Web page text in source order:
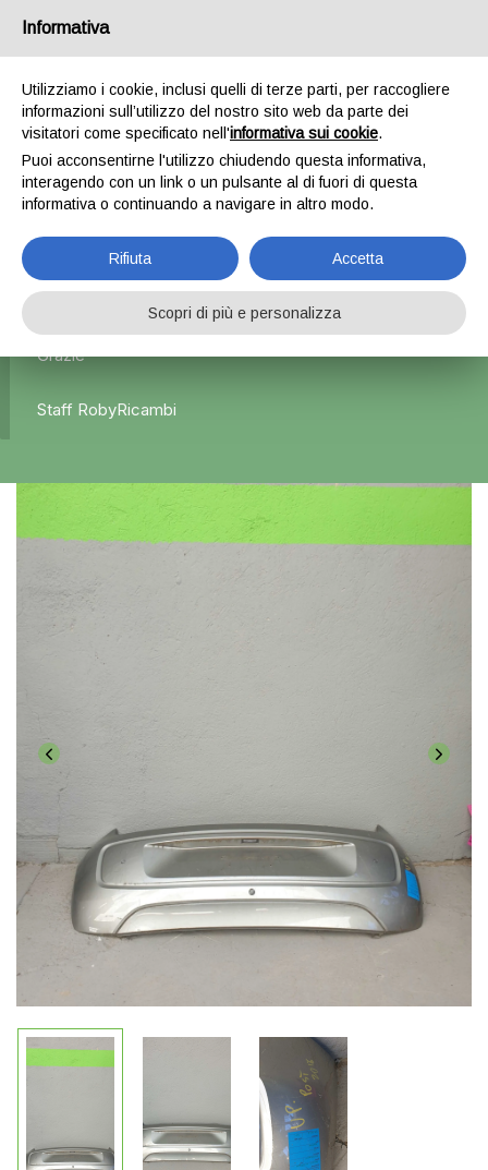
Home Esterni Paraurti posteriori e anteriori
Posteriore x Volkswagen UP – 2012
L'azienda Resta Chiusa Dal 5.08 Al 31.08 Qualsiasi
Ordine Verrà Accettato Ma La Spedizione Ripartirà Dal 1
Grazie
Staff RobyRicambi
Informativa
Utilizziamo i cookie, inclusi quelli di terze parti, per raccogliere
informazioni sull’utilizzo del nostro sito web da parte dei
visitatori come specificato nell'informativa sui cookie.
Puoi acconsentirne l'utilizzo chiudendo questa informativa,
interagendo con un link o un pulsante al di fuori di questa
informativa o continuando a navigare in altro modo.
Rifiuta Accetta
Scopri di più e personalizza